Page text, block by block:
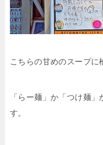
こちらの甘めのスープに
「らー麺」か「つけ麺
す。